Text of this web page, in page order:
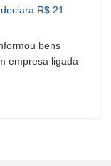
R$ 21
bens
empresa ligada